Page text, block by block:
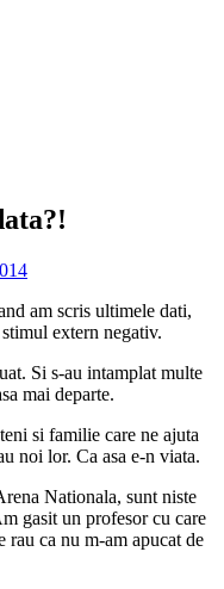
am scris ultimele dati,
extern negativ.
Si s-au intamplat multe
mai departe.
si familie care ne ajuta
noi lor. Ca asa e-n viata.
Nationala, sunt niste
gasit un profesor cu care
rau ca nu m-am apucat de